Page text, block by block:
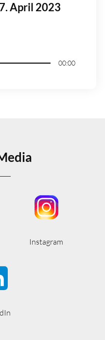
April 2023
00:00
Instagram